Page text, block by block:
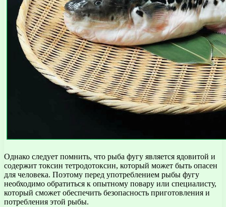
Однако следует помнить, что рыба фугу является ядовитой и
содержит токсин тетродотоксин, который может быть опасен
для человека. Поэтому перед употреблением рыбы фугу
необходимо обратиться к опытному повару или специалисту,
который сможет обеспечить безопасность приготовления и
потребления этой рыбы.